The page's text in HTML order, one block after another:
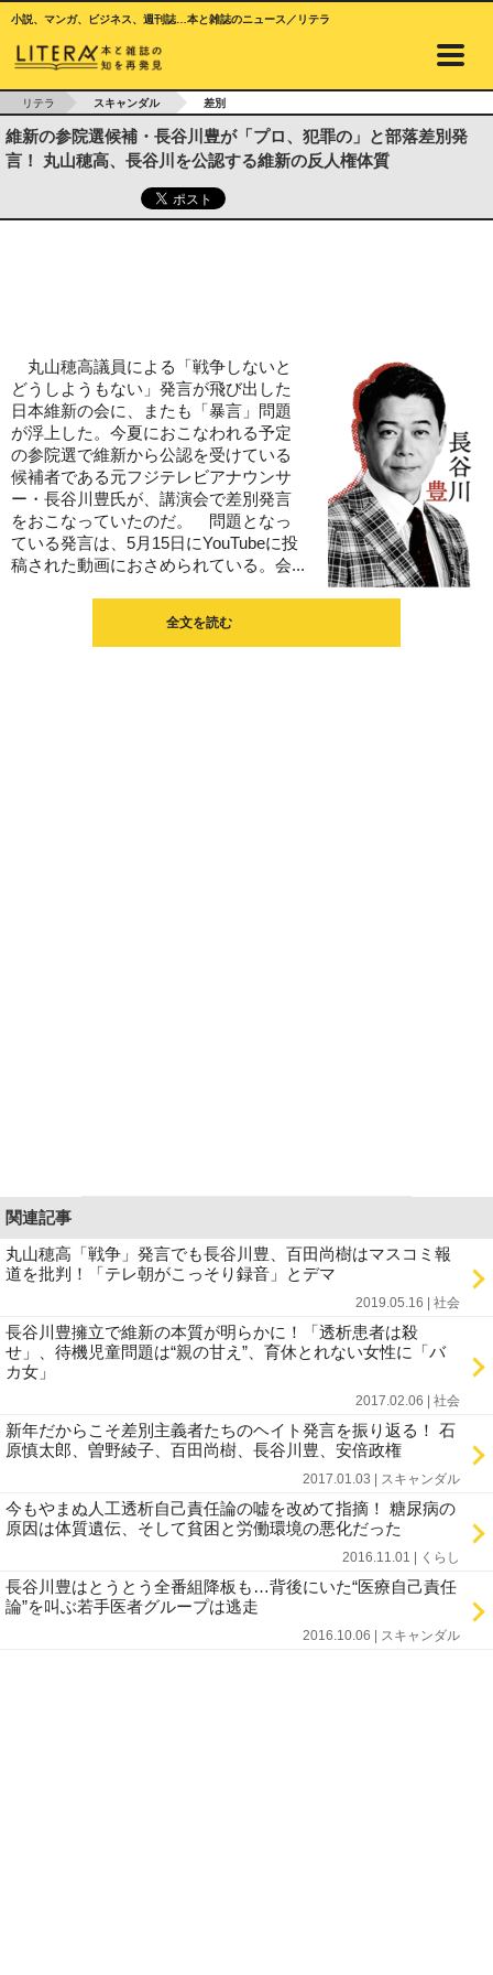
小説、マンガ、ビジネス、週刊誌…本と雑誌のニュース／リテラ
リテラ スキャンダル 差別
維新の参院選候補・長谷川豊が「プロ、犯罪の」と部落差別発
言！ 丸山穂高、長谷川を公認する維新の反人権体質
丸山穂高議員による「戦争しないと
どうしようもない」発言が飛び出した
日本維新の会に、またも「暴言」問題
が浮上した。今夏におこなわれる予定
の参院選で維新から公認を受けている
候補者である元フジテレビアナウンサ
ー・長谷川豊氏が、講演会で差別発言
をおこなっていたのだ。 問題となっ
ている発言は、5月15日にYouTubeに投
稿された動画におさめられている。会...
全文を読む
関連記事
丸山穂高「戦争」発言でも長谷川豊、百田尚樹はマスコミ報
道を批判！「テレ朝がこっそり録音」とデマ
2019.05.16 | 社会
長谷川豊擁立で維新の本質が明らかに！「透析患者は殺
せ」、待機児童問題は“親の甘え”、育休とれない女性に「バ
カ女」
2017.02.06 | 社会
新年だからこそ差別主義者たちのヘイト発言を振り返る！ 石
原慎太郎、曽野綾子、百田尚樹、長谷川豊、安倍政権
2017.01.03 | スキャンダル
今もやまぬ人工透析自己責任論の嘘を改めて指摘！ 糖尿病の
原因は体質遺伝、そして貧困と労働環境の悪化だった
2016.11.01 | くらし
長谷川豊はとうとう全番組降板も…背後にいた“医療自己責任
論”を叫ぶ若手医者グループは逃走
2016.10.06 | スキャンダル